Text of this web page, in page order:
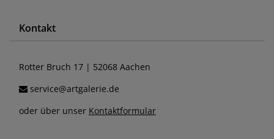
Kontakt
Rotter Bruch 17 | 52068 Aachen
service@artgalerie.de
oder über unser Kontaktformular